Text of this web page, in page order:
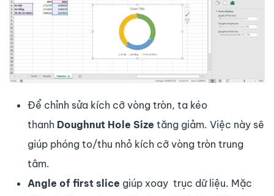
Để chỉnh sửa kích cỡ vòng tròn, ta kéo
thanh Doughnut Hole Size tăng giảm. Việc này sẽ
giúp phóng to/thu nhỏ kích cỡ vòng tròn trung
tâm.
Angle of first slice giúp xoay trục dữ liệu. Mặc